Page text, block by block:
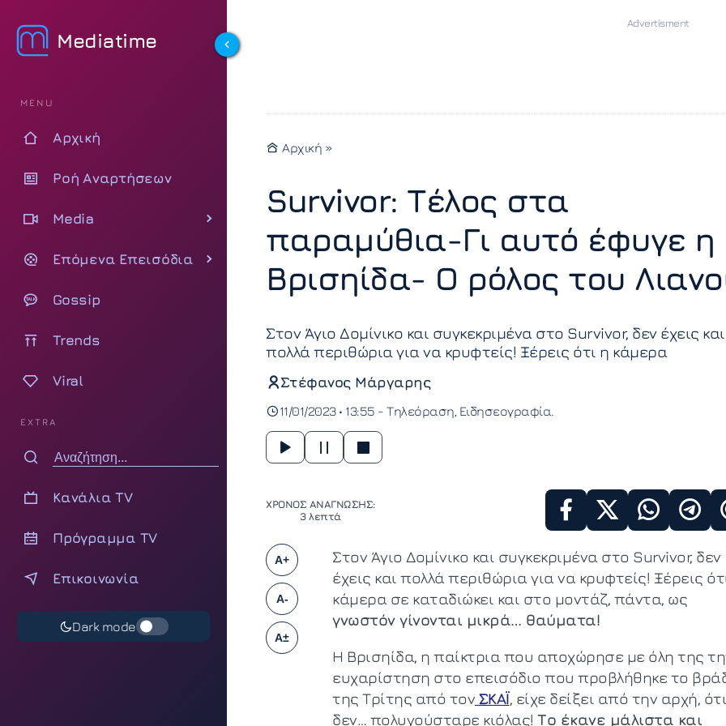
Mediatime
MENU
Αρχική
Ροή Αναρτήσεων
Media
Επόμενα Επεισόδια
Gossip
Trends
Viral
EXTRA
Κανάλια TV
Πρόγραμμα TV
Επικοινωνία
Dark mode
Αρχική »
Survivor: Τέλος στα
παραμύθια-Γι αυτό έφυγε η
Βρισηίδα- Ο ρόλος του
Στον Άγιο Δομίνικο και συγκεκριμένα στο Survivor, δεν έχεις και
πολλά περιθώρια για να κρυφτείς! Ξέρεις ότι η κάμερα
Στέφανος Μάργαρης
11/01/2023 • 13:55 - Τηλεόραση Ειδησεογραφία
ΧΡΟΝΟΣ ΑΝΑΓΝΩΣΗΣ:
3 λεπτά
A+
A-
A±
Στον Άγιο Δομίνικο και συγκεκριμένα στο Survivor, δεν
έχεις και πολλά περιθώρια για να κρυφτείς! Ξέρεις
κάμερα σε καταδιώκει και στο μοντάζ, πάντα, ως
γνωστόν γίνονται μικρά… θαύματα!
Η Βρισηίδα, η παίκτρια που αποχώρησε με όλη της
ευχαρίστηση στο επεισόδιο που προβλήθηκε το
της Τρίτης από τον ΣΚΑΪ, είχε δείξει από την αρχή, ότι
δεν… πολυγούσταρε κιόλας! Το έκανε μάλιστα και